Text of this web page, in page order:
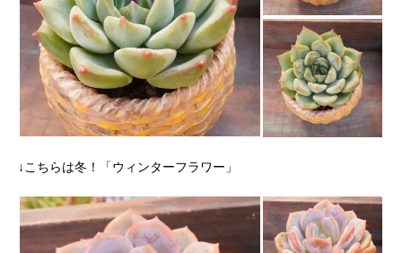
↓こちらは冬！「ウィンターフラワー」